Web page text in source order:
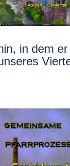
in dem